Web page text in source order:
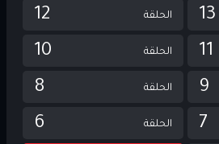
13 الحلقة 12
11 الحلقة 10
9 الحلقة 8
7 الحلقة 6